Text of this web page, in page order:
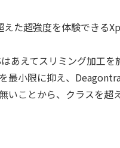
た超強度を体験できる
はあえてスリミング加工
最小限に抑え、
いことから、クラスを超